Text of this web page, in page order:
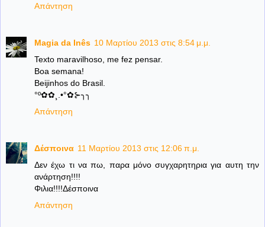
Απάντηση
Magia da Inês 10 Μαρτίου 2013 στις 8:54 μ.μ.
Texto maravilhoso, me fez pensar.
Boa semana!
Beijinhos do Brasil.
°º✿✿¸.•°✿⊱╮╮
Απάντηση
Δέσποινα 11 Μαρτίου 2013 στις 12:06 π.μ.
Δεν έχω τι να πω, παρα μόνο συγχαρητηρια για αυτη την
ανάρτηση!!!!
Φιλια!!!!Δέσποινα
Απάντηση